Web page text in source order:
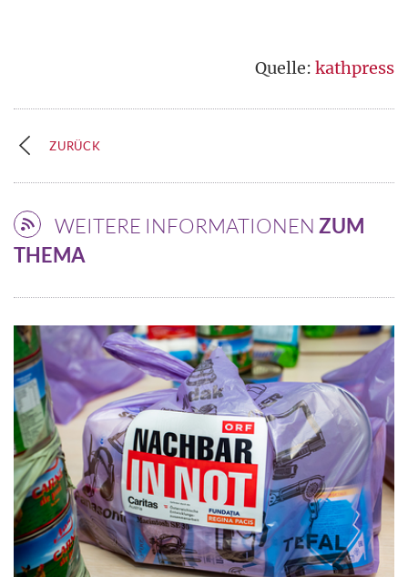
Quelle: kathpress
ZURÜCK
WEITERE INFORMATIONEN ZUM
THEMA